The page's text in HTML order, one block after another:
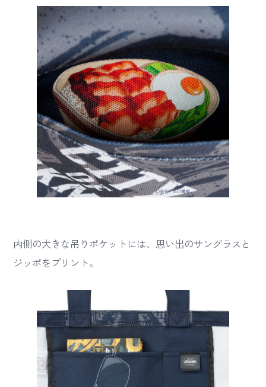
内側の大きな吊りポケットには、思い出のサングラスと
ジッポをプリント。